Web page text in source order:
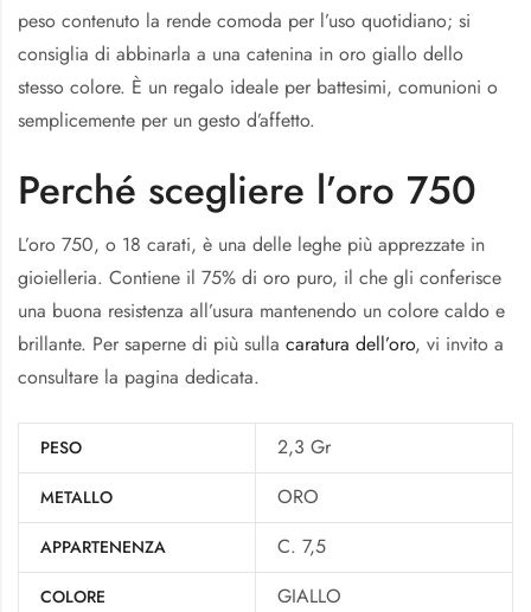
peso contenuto la rende comoda per l’uso quotidiano; si
consiglia di abbinarla a una catenina in oro giallo dello
stesso colore. È un regalo ideale per battesimi, comunioni o
semplicemente per un gesto d’affetto.
Perché scegliere l’oro 750
L’oro 750, o 18 carati, è una delle leghe più apprezzate in
gioielleria. Contiene il 75% di oro puro, il che gli conferisce
una buona resistenza all’usura mantenendo un colore caldo e
brillante. Per saperne di più sulla caratura dell’oro, vi invito a
consultare la pagina dedicata.
PESO 2,3 Gr
METALLO ORO
APPARTENENZA C. 7,5
COLORE GIALLO